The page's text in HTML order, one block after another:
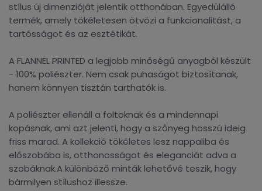
stílus új dimenzióját jelentik otthonában. Egyedülálló
termék, amely tökéletesen ötvözi a funkcionalitást, a
tartósságot és az esztétikát.
A FLANNEL PRINTED a legjobb minőségű anyagból készült
- 100% poliészter. Nem csak puhaságot biztosítanak,
hanem könnyen tisztán tarthatók is.
A poliészter ellenáll a foltoknak és a mindennapi
kopásnak, ami azt jelenti, hogy a szőnyeg hosszú ideig
friss marad. A kollekció tökéletes lesz nappaliba és
előszobába is, otthonosságot és eleganciát adva a
szobáknak.A különböző minták lehetővé teszik, hogy
bármilyen stílushoz illessze.